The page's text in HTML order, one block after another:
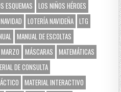
ESQUEMAS
LOS NIÑOS HÉROES
LOTERÍA NAVIDEÑA LTG
MANUAL DE ESCOLTAS
MARZO MÁSCARAS
MATEMÁTICAS
DE CONSULTA
MATERIAL INTERACTIVO